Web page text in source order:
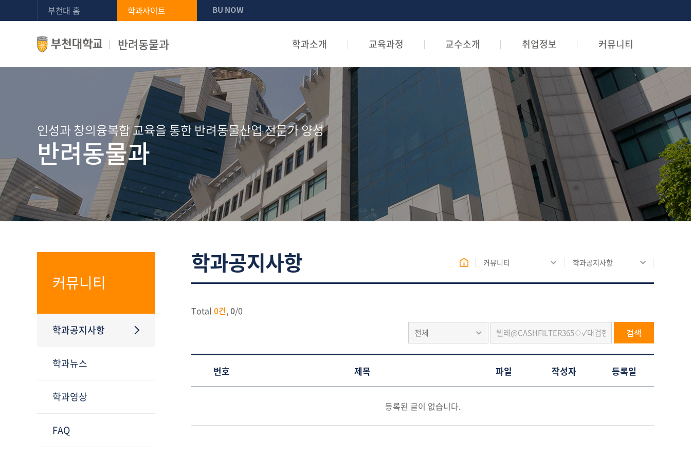
부천대 홈 학과사이트 BU NOW
반려동물과 학과소개 교육과정 교수소개 취업정보 커뮤니티
인성과 창의융복합 교육을 통한 반려동물산업 전문가 양성
반려동물과
커뮤니티
학과공지사항
학과뉴스
학과영상
FAQ
학과공지사항 커뮤니티 학과공지사항
Total 0건,0/0
전체 검색
번호 제목 파일 작성자 등록일
등록된 글이 없습니다.